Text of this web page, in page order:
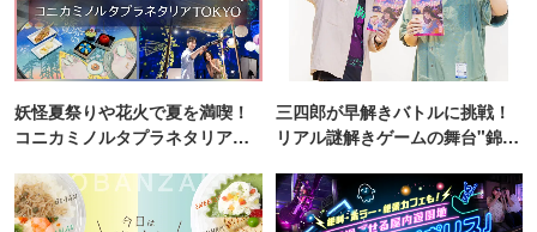
妖怪夏祭りや花火で夏を満喫！
コニカミノルタプラネタリア
三四郎が早解きバトルに挑戦！
リアル謎解きゲームの舞台"錦糸